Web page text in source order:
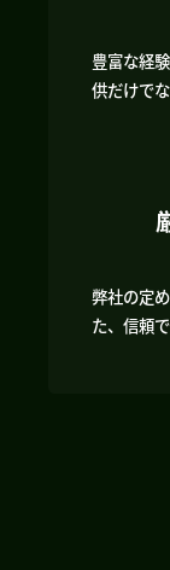
豊富な経
供だけで
弊社の定
た、信頼